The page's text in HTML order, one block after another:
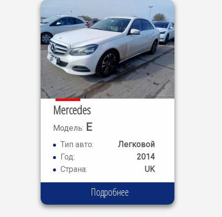
Mercedes
Модель: E
CLASS E220
Тип авто:
Легковой
Год:
2014
Страна:
UK
Подробнее